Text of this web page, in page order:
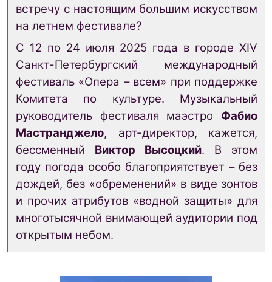
встречу с настоящим большим искусством
на летнем фестивале?
С 12 по 24 июля 2025 года в городе XIV
Санкт-Петербургский международный
фестиваль «Опера – всем» при поддержке
Комитета по культуре. Музыкальный
руководитель фестиваля маэстро Фабио
Мастранджело, арт-директор, кажется,
бессменный Виктор Высоцкий. В этом
году погода особо благоприятствует – без
дождей, без «обременений» в виде зонтов
и прочих атрибутов «водной защиты» для
многотысячной внимающей аудитории под
открытым небом.